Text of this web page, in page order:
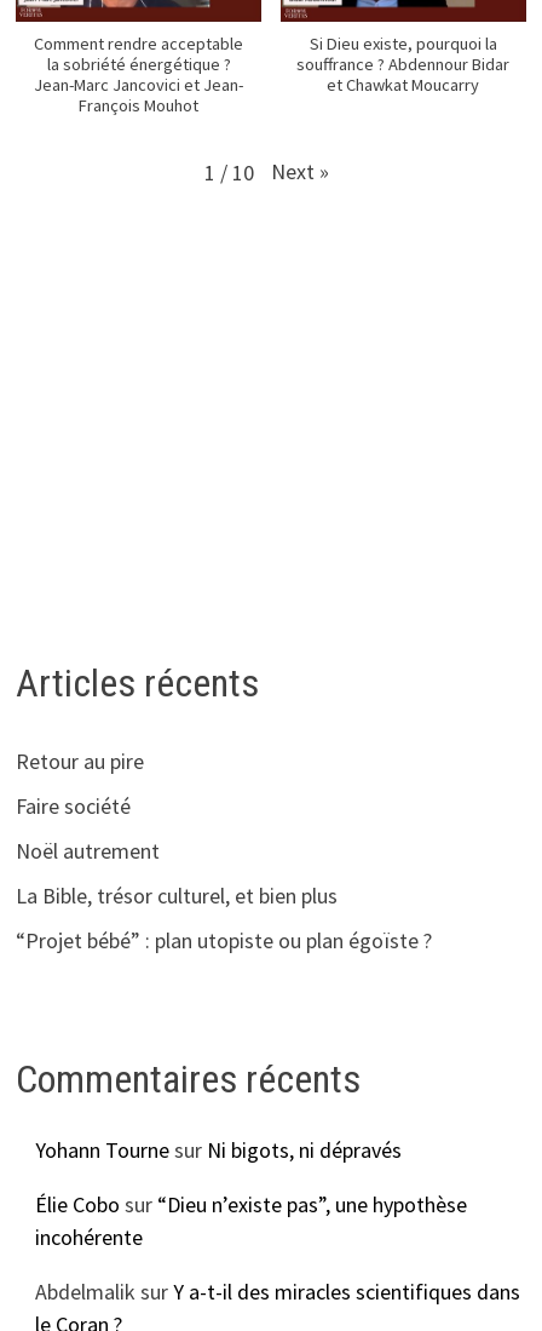
Comment rendre acceptable
la sobriété énergétique ?
Jean-Marc Jancovici et Jean-
François Mouhot
Si Dieu existe, pourquoi la
souffrance ? Abdennour Bidar
et Chawkat Moucarry
1 / 10 Next »
Articles récents
Retour au pire
Faire société
Noël autrement
La Bible, trésor culturel, et bien plus
“Projet bébé” : plan utopiste ou plan égoïste ?
Commentaires récents
Yohann Tournesur Ni bigots, ni dépravés
Élie Cobo sur “Dieu n’existe pas”, une hypothèse
incohérente
Abdelmalik surY a-t-il des miracles scientifiques dans
le Coran ?